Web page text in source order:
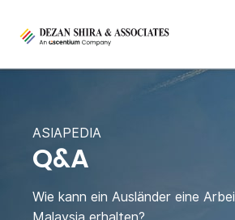
ASIAPEDIA
Q&A
Wie kann ein Ausländer eine